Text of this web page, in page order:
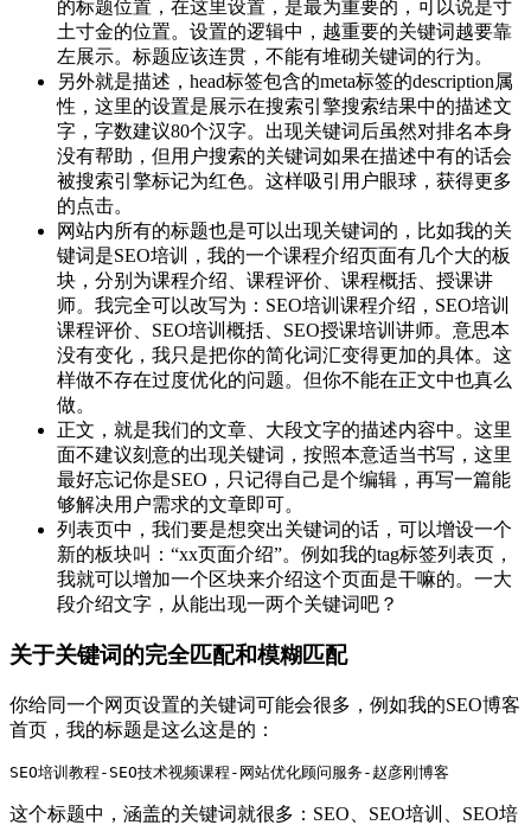
的标题位置，在这里设置，是最为重要的，可以说是寸
土寸金的位置。设置的逻辑中，越重要的关键词越要靠
左展示。标题应该连贯，不能有堆砌关键词的行为。
另外就是描述，head标签包含的meta标签的description属
性，这里的设置是展示在搜索引擎搜索结果中的描述文
字，字数建议80个汉字。出现关键词后虽然对排名本身
没有帮助，但用户搜索的关键词如果在描述中有的话会
被搜索引擎标记为红色。这样吸引用户眼球，获得更多
的点击。
网站内所有的标题也是可以出现关键词的，比如我的关
键词是SEO培训，我的一个课程介绍页面有几个大的板
块，分别为课程介绍、课程评价、课程概括、授课讲
师。我完全可以改写为：SEO培训课程介绍，SEO培训
课程评价、SEO培训概括、SEO授课培训讲师。意思本
没有变化，我只是把你的简化词汇变得更加的具体。这
样做不存在过度优化的问题。但你不能在正文中也真么
做。
正文，就是我们的文章、大段文字的描述内容中。这里
面不建议刻意的出现关键词，按照本意适当书写，这里
最好忘记你是SEO，只记得自己是个编辑，再写一篇能
够解决用户需求的文章即可。
列表页中，我们要是想突出关键词的话，可以增设一个
新的板块叫：“xx页面介绍”。例如我的tag标签列表页，
我就可以增加一个区块来介绍这个页面是干嘛的。一大
段介绍文字，从能出现一两个关键词吧？
关于关键词的完全匹配和模糊匹配
你给同一个网页设置的关键词可能会很多，例如我的SEO博客
首页，我的标题是这么这是的：
SEO培训教程-SEO技术视频课程-网站优化顾问服务-赵彦刚博客
这个标题中，涵盖的关键词就很多：SEO、SEO培训、SEO培